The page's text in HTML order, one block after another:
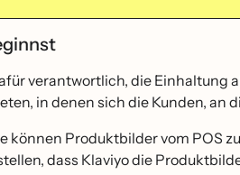
verantwortlich, die Einhaltung
in denen sich die Kunden, an
können Produktbilder vom POS
dass Klaviyo die